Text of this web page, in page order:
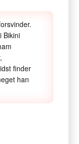
Bikini
finder
han